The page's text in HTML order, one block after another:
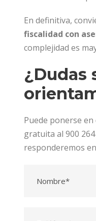
En definitiva,
fiscalidad con
complejidad es
¿Dudas
Puede ponerse
gratuita al 900
responderemos